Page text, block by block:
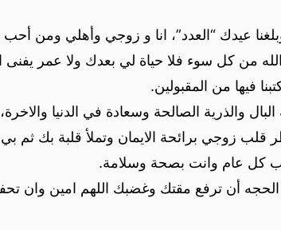
عيدك “العدد”، انا و زوجي وأهلي ومن
كل سوء فلا حياة لي بعدك ولا عمر يفنى
فيها من المقبولين.
والذرية الصالحة وسعادة في الدنيا
زوجي برائحة الايمان وتملأ قلبة بك ثم
كل عام وانت بصحة وسلامة.
أن ترفع مقتك وغضبك اللهم امين وان